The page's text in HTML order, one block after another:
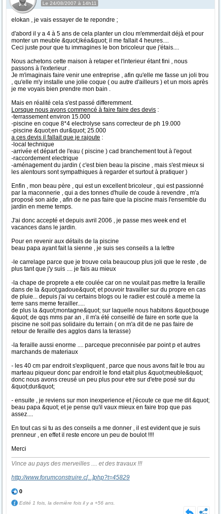
Le 24/08/2007 à 14h11
elokan , je vais essayer de te repondre ;
d'abord il y a 4 à 5 ans de cela planter un clou m'emmerdait déjà et pour
monter un meuble &quot;ikéa&quot; il me fallait 4 heures....
Ceci juste pour que tu immagines le bon bricoleur que j'étais....
Nous achetons cette maison à retaper et l'interieur étant fini , nous
passons à l'exterieur .
Je m'imaginais faire venir une entreprise , afin qu'elle me fasse un joli trou
, qu'elle m'y installe une jolie coque ( ou autre d'ailleurs ) et un mois après
je me voyais bien prendre mon bain .
Mais en réalité cela s'est passé differemment.
Lorsque nous avons commencé à faire faire des devis :
-terrassement environ 15.000
-piscine en coque 8*4 electrolyse sans correcteur de ph 19.000
-piscine &quot;en dur&quot; 25.000
a ces devis il fallait que je rajoute :
-local technique
-arrivée et départ de l'eau ( piscine ) cad branchement tout à l'egout
-raccordement electrique
-aménagement du jardin ( c'est bien beau la piscine , mais s'est mieux si
les alentours sont sympathiques à regarder et surtout à pratiquer )
Enfin , mon beau père , qui est un excellent bricoleur , qui est passionné
par la maconnerie , qui a des tonnes d'huile de coude à revendre , m'a
proposé son aide , afin de ne pas faire que la piscine mais l'ensemble du
jardin en meme temps.
J'ai donc accepté et depuis avril 2006 , je passe mes week end et
vacances dans le jardin.
Pour en revenir aux détails de la piscine
beau papa ayant fait la sienne , je suis ses conseils a la lettre
-le carrelage parce que je trouve cela beaucoup plus joli que le reste , de
plus tant que j'y suis .... je fais au mieux
-la chape de proprete a ete coulée car on ne voulait pas mettre la feraille
dans de la &quot;gadoue&quot; et pouvoir travailler sur du propre en cas
de pluie... depuis j'ai vu certains blogs ou le radier est coulé a meme la
terre sans meme ferailler.....
de plus la &quot;montagne&quot; sur laquelle nous habitons &quot;bouge
&quot; de qqs mms par an , il m'a été conseillé de faire en sorte que la
piscine ne soit pas solidaire du terrain ( on m'a dit de ne pas faire de
retour de feraille des agglos dans la terasse)
-la feraille aussi enorme .... parceque preconnisée par point p et autres
marchands de materiaux
- les 40 cm par endroit s'expliquent , parce que nous avons fait le trou au
marteau piqueur donc par endroit le fond etait plus &quot;meuble&quot;
donc nous avons creusé un peu plus pour etre sur d'etre posé sur du
&quot;dur&quot;
- ensuite , je reviens sur mon inexperience et j'écoute ce que me dit &quot;
beau papa &quot; et je pense qu'il vaux mieux en faire trop que pas
assez....
En tout cas si tu as des conseils a me donner , il est evident que je suis
prenneur , en effet il reste encore un peu de boulot !!!!
Merci
Vince au pays des merveilles .... et des travaux !!!
http://www.forumconstruire.c[...]php?t=45829
0
Edité 1 fois, la dernière fois il y a +56 ans.